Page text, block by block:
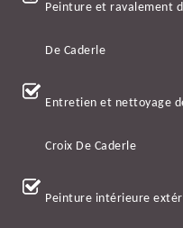
Peinture et ravalement
De Caderle
Entretien et nettoyage
Croix De Caderle
Peinture intérieure